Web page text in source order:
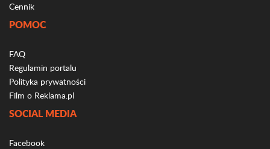
Cennik
POMOC
FAQ
Regulamin portalu
Polityka prywatności
Film o Reklama.pl
SOCIAL MEDIA
Facebook